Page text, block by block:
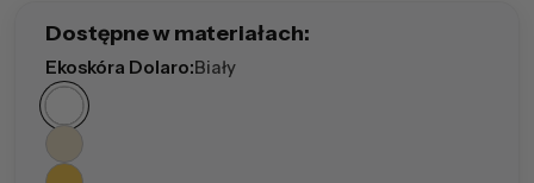
Dostępne w materiałach:
Ekoskóra Dolaro:Biały